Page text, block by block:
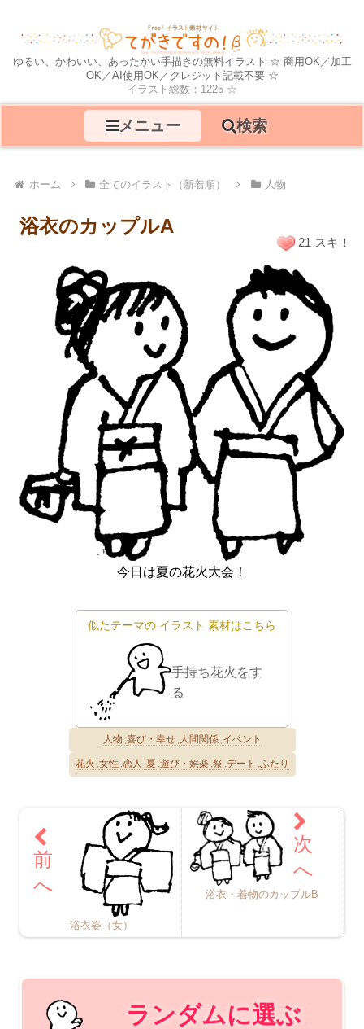
ゆるい、かわいい、あったかい手描きの無料イラスト ☆ 商用OK／加工
OK／AI使用OK／クレジット記載不要 ☆
イラスト総数：1225 ☆
メニュー 検索
ホーム 全てのイラスト（新着順） 人物
浴衣のカップルA
今日は夏の花火大会！
似たテーマの イラスト 素材はこちら
手持ち花火をす
る
人物 喜び・幸せ 人間関係 イベント
花火 女性 恋人 夏 遊び・娯楽 祭 デート ふたり
21 スキ！
浴衣姿（女）
浴衣・着物のカップルB
ランダムに選ぶ